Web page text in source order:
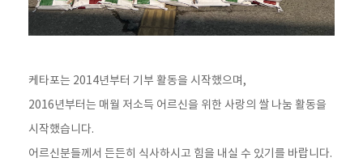
케타포는 2014년부터 기부 활동을 시작했으며,
2016년부터는 매월 저소득 어르신을 위한 사랑의 쌀 나눔 활동을
시작했습니다.
어르신분들께서 든든히 식사하시고 힘을 내실 수 있기를 바랍니다.